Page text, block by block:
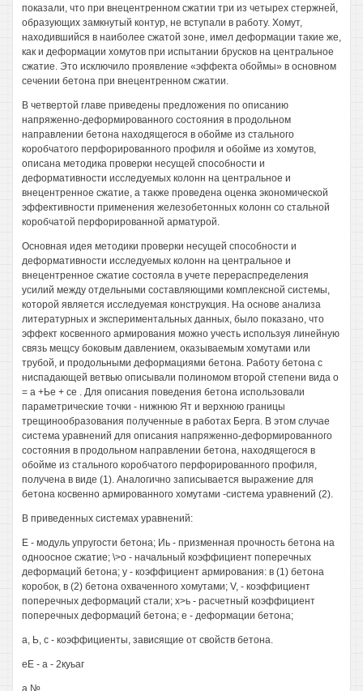
показали, что при внецентренном сжатии три из четырех стержней,
образующих замкнутый контур, не вступали в работу. Хомут,
находившийся в наиболее сжатой зоне, имел деформации такие же,
как и деформации хомутов при испытании брусков на центральное
сжатие. Это исключило проявление «эффекта обоймы» в основном
сечении бетона при внецентренном сжатии.
В четвертой главе приведены предложения по описанию
напряженно-деформированного состояния в продольном
направлении бетона находящегося в обойме из стального
коробчатого перфорированного профиля и обойме из хомутов,
описана методика проверки несущей способности и
деформативности исследуемых колонн на центральное и
внецентренное сжатие, а также проведена оценка экономической
эффективности применения железобетонных колонн со стальной
коробчатой перфорированной арматурой.
Основная идея методики проверки несущей способности и
деформативности исследуемых колонн на центральное и
внецентренное сжатие состояла в учете перераспределения
усилий между отдельными составляющими комплексной системы,
которой является исследуемая конструкция. На основе анализа
литературных и экспериментальных данных, было показано, что
эффект косвенного армирования можно учесть используя линейную
связь мещсу боковым давлением, оказываемым хомутами или
трубой, и продольными деформациями бетона. Работу бетона с
ниспадающей ветвью описывали полиномом второй степени вида о
= а +Ье + се . Для описания поведения бетона использовали
параметрические точки - нижнюю Ят и верхнюю границы
трещинообразования полученные в работах Берга. В этом случае
система уравнений для описания напряженно-деформированного
состояния в продольном направлении бетона, находящегося в
обойме из стального коробчатого перфорированного профиля,
получена в виде (1). Аналогично записывается выражение для
бетона косвенно армированного хомутами -система уравнений (2).
В приведенных системах уравнений:
Е - модуль упругости бетона; Иь - призменная прочность бетона на
одноосное сжатие; \>о - начальный коэффициент поперечных
деформаций бетона; у - коэффициент армирования: в (1) бетона
коробок, в (2) бетона охваченного хомутами; V, - коэффициент
поперечных деформаций стали; х>ь - расчетный коэффициент
поперечных деформаций бетона; е - деформации бетона;
а, Ь, с - коэффициенты, зависящие от свойств бетона.
еЕ - а - 2куьаг
а №